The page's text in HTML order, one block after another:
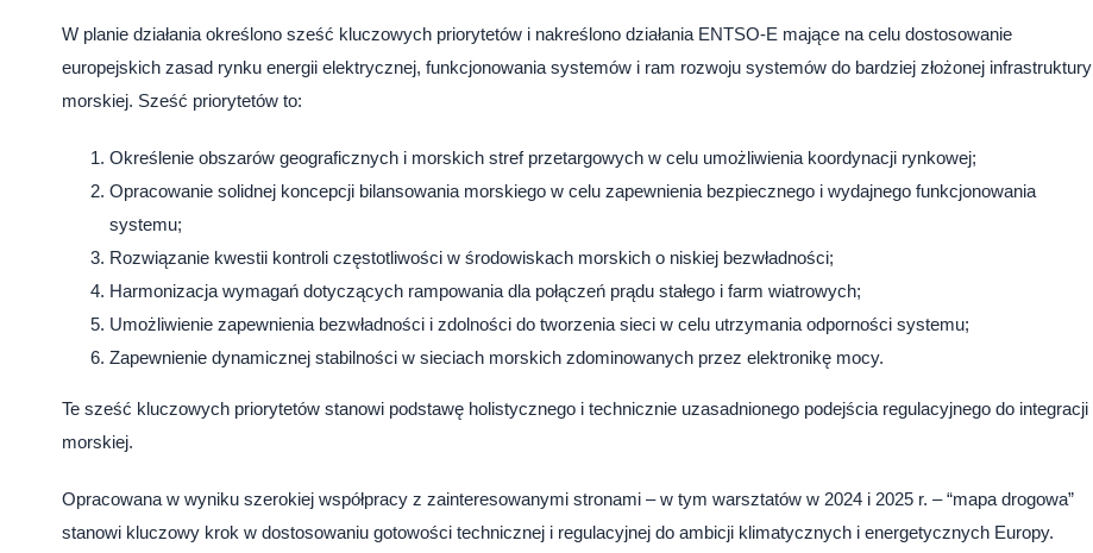
W planie działania określono sześć kluczowych priorytetów i nakreślono działania ENTSO-E mające na celu dostosowanie
europejskich zasad rynku energii elektrycznej, funkcjonowania systemów i ram rozwoju systemów do bardziej złożonej infrastruktury
morskiej. Sześć priorytetów to:
Określenie obszarów geograficznych i morskich stref przetargowych w celu umożliwienia koordynacji rynkowej;
Opracowanie solidnej koncepcji bilansowania morskiego w celu zapewnienia bezpiecznego i wydajnego funkcjonowania
systemu;
Rozwiązanie kwestii kontroli częstotliwości w środowiskach morskich o niskiej bezwładności;
Harmonizacja wymagań dotyczących rampowania dla połączeń prądu stałego i farm wiatrowych;
Umożliwienie zapewnienia bezwładności i zdolności do tworzenia sieci w celu utrzymania odporności systemu;
Zapewnienie dynamicznej stabilności w sieciach morskich zdominowanych przez elektronikę mocy.
Te sześć kluczowych priorytetów stanowi podstawę holistycznego i technicznie uzasadnionego podejścia regulacyjnego do integracji
morskiej.
Opracowana w wyniku szerokiej współpracy z zainteresowanymi stronami – w tym warsztatów w 2024 i 2025 r. – “mapa drogowa”
stanowi kluczowy krok w dostosowaniu gotowości technicznej i regulacyjnej do ambicji klimatycznych i energetycznych Europy.